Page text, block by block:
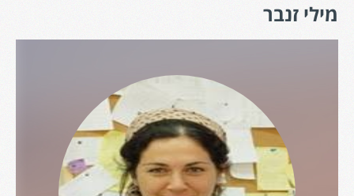
מילי זנבר